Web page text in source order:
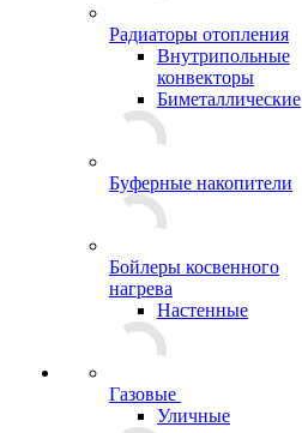
Радиаторы отопления
Внутрипольные
конвекторы
Биметаллические
Буферные накопители
Бойлеры косвенного
нагрева
Настенные
Газовые
Уличные